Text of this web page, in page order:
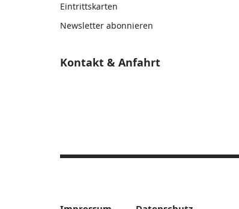
Eintrittskarten
Newsletter abonnieren
Kontakt & Anfahrt